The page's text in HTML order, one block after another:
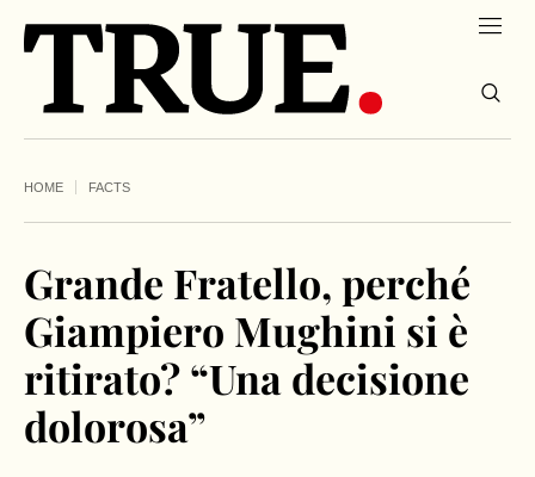
HOME FACTS
Grande Fratello, perché
Giampiero Mughini si è
ritirato? “Una decisione
dolorosa”